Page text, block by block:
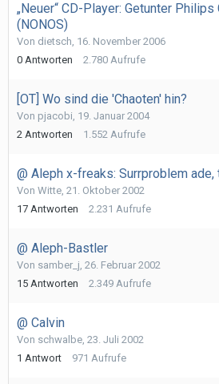
„Neuer“ CD-Player: Getunter Philips
(NONOS)
Von dietsch, 16. November 2006
0 Antworten 2.780 Aufrufe
[OT] Wo sind die 'Chaoten' hin?
Von pjacobi, 19. Januar 2004
2 Antworten 1.552 Aufrufe
@ Aleph x-freaks: Surrproblem ade,
Von Witte, 21. Oktober 2002
17 Antworten 2.231 Aufrufe
@ Aleph-Bastler
Von samber_j, 26. Februar 2002
15 Antworten 2.349 Aufrufe
@ Calvin
Von schwalbe, 23. Juli 2002
1 Antwort 971 Aufrufe